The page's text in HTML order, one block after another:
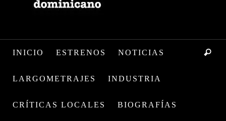
INICIO ESTRENOS NOTICIAS
LARGOMETRAJES INDUSTRIA
CRÍTICAS LOCALES BIOGRAFÍAS